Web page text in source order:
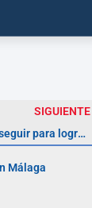
SIGUIENTE
Reclamación de intereses usurarios: pasos a seguir para lograr éxito
Málaga